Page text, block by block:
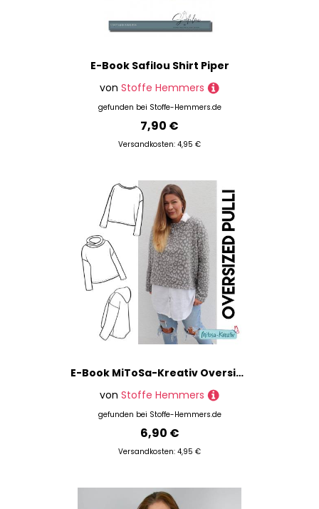
E-Book Safilou Shirt Piper
von Stoffe Hemmers
gefunden bei Stoffe-Hemmers.de
7,90 €
Versandkosten: 4,95 €
E-Book MiToSa-Kreativ Oversized Pulli Damen
von Stoffe Hemmers
gefunden bei Stoffe-Hemmers.de
6,90 €
Versandkosten: 4,95 €